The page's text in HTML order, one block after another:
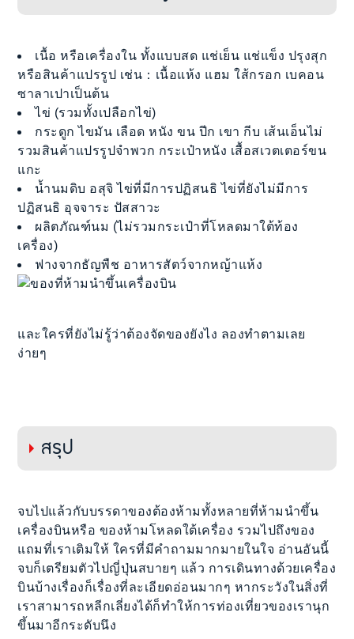
เนื้อ หรือเครื่องใน ทั้งแบบสด แช่เย็น แช่แข็ง ปรุงสุก
หรือสินค้าแปรรูป เช่น：เนื้อแห้ง แฮม ใส้กรอก เบคอน
ซาลาเปาเป็นต้น
ไข่ (รวมทั้งเปลือกไข่)
กระดูก ไขมัน เลือด หนัง ขน ปีก เขา กีบ เส้นเอ็นไม่
รวมสินค้าแปรรูปจำพวก กระเป๋าหนัง เสื้อสเวตเตอร์ขน
แกะ
น้ำนมดิบ อสุจิ ไข่ที่มีการปฏิสนธิ ไข่ที่ยังไม่มีการ
ปฏิสนธิ อุจจาระ ปัสสาวะ
ผลิตภัณฑ์นม (ไม่รวมกระเป๋าที่โหลดมาใต้ท้อง
เครื่อง)
ฟางจากธัญพืช อาหารสัตว์จากหญ้าแห้ง
และใครที่ยังไม่รู้ว่าต้องจัดของยังไง ลองทำตามเลย
ง่ายๆ
สรุป
จบไปแล้วกับบรรดาของต้องห้ามทั้งหลายที่ห้ามนำขึ้น
เครื่องบินหรือ ของห้ามโหลดใต้เครื่อง รวมไปถึงของ
แถมที่เราเติมให้ ใครที่มีคำถามมากมายในใจ อ่านอันนี้
จบก็เตรียมตัวไปญี่ปุ่นสบายๆ แล้ว การเดินทางด้วยเครื่อง
บินบ้างเรื่องก็เรื่องที่ละเอียดอ่อนมากๆ หากระวังในสิ่งที่
เราสามารถหลีกเลี่ยงได้ก็ทำให้การท่องเที่ยวของเรานุก
ขึ้นมาอีกระดับนึง